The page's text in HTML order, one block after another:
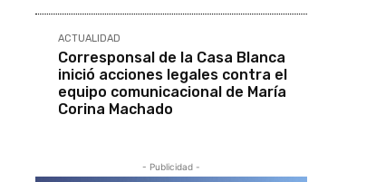
ACTUALIDAD
Corresponsal de la Casa Blanca
inició acciones legales contra el
equipo comunicacional de María
Corina Machado
- Publicidad -